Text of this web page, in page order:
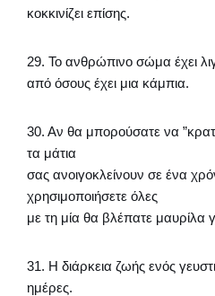
κοκκινίζει επίσης.
29. Το ανθρώπινο σώμα έχει
από όσους έχει μια κάμπια.
30. Αν θα μπορούσατε να
τα μάτια
σας ανοιγοκλείνουν σε ένα
χρησιμοποιήσετε όλες
με τη μία θα βλέπατε μαυρίλα
31. Η διάρκεια ζωής ενός
ημέρες.